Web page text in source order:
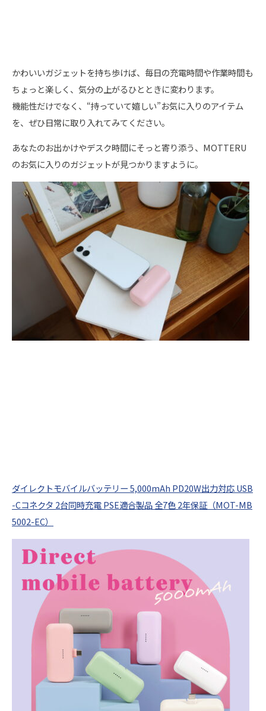
かわいいガジェットを持ち歩けば、毎日の充電時間や作業時間も
ちょっと楽しく、気分の上がるひとときに変わります。
機能性だけでなく、“持っていて嬉しい”お気に入りのアイテム
を、ぜひ日常に取り入れてみてください。
あなたのお出かけやデスク時間にそっと寄り添う、MOTTERU
のお気に入りのガジェットが見つかりますように。
ダイレクトモバイルバッテリー 5,000mAh PD20W出力対応 USB
-Cコネクタ 2台同時充電 PSE適合製品 全7色 2年保証（MOT-MB
5002-EC）